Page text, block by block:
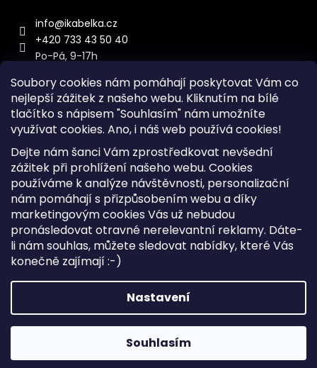
Soubory cookies nám pomáhají poskytovat Vám co
nejlepší zážitek z našeho webu. Kliknutím na bílé
tlačítko s nápisem "Souhlasím" nám umožníte
využívat cookies. Ano, i náš web používá cookies!
Dejte nám šanci Vám zprostředkovat nevšední
zážitek při prohlížení našeho webu. Cookies
používáme k analýze návštěvnosti, personalizační
nám pomáhají s přizpůsobením webu a díky
marketingovým cookies Vás už nebudou
pronásledovat otravné nerelevantní reklamy. Dáte-
li nám souhlas, můžete sledovat nabídky, které Vás
konečně zajímají :-)
Nastavení
Souhlasím
info@ikabelka.cz
+420 733 43 50 40
Po-Pá, 9-17h
Kontakt
Sitemap
Doprava a Platba
Reklamace Zboží
Obchodní podmínky
iKabelka.cz. Všechna práva vyhrazena.
Upravit nastavení cookies